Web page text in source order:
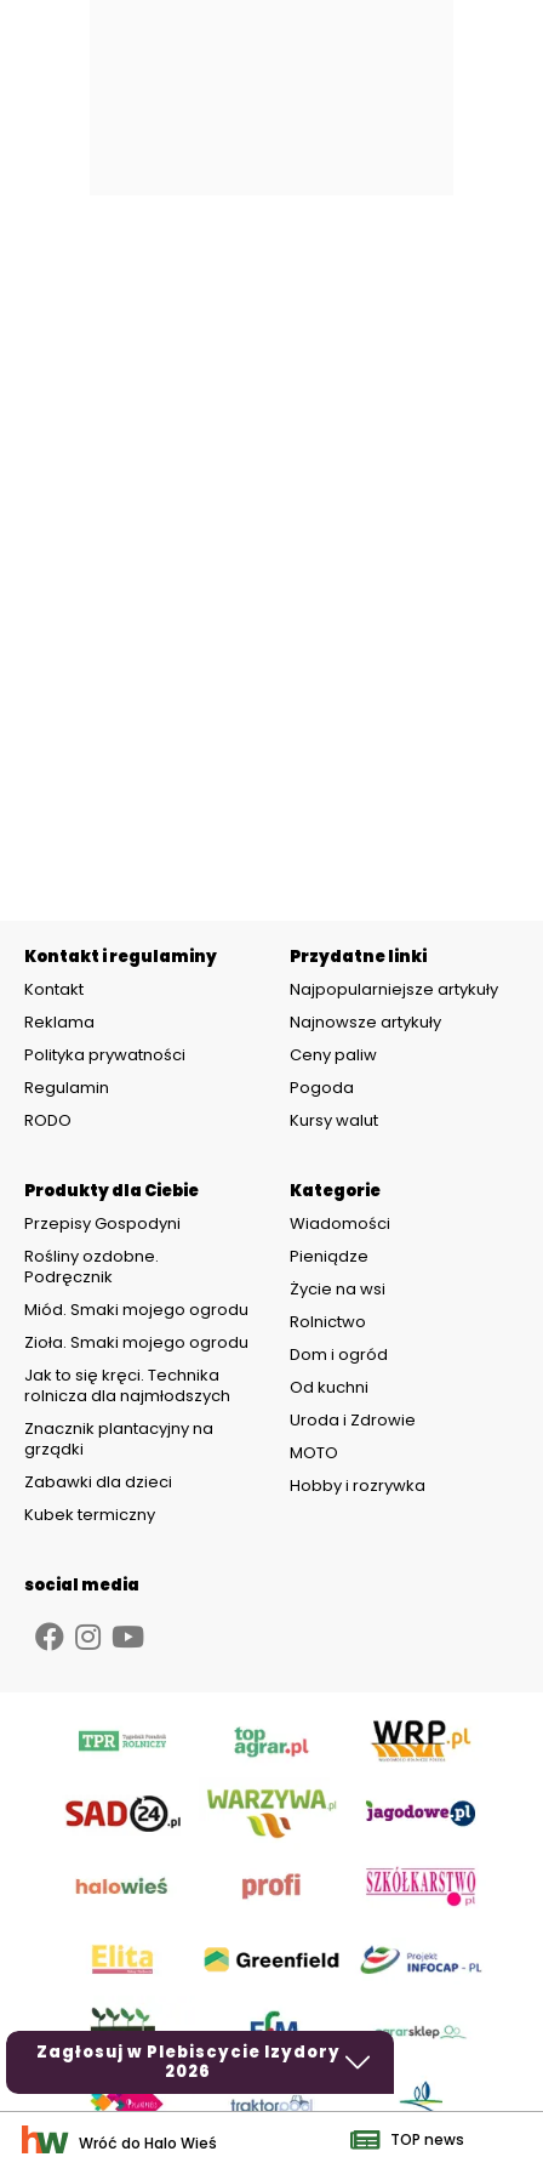
Zagłosuj w Plebiscycie Izydory
2026
Kontakt i regulaminy
Kontakt
Reklama
Polityka prywatności
Regulamin
RODO
Kategorie
Wiadomości
Pieniądze
Życie na wsi
Rolnictwo
Dom i ogród
Od kuchni
Uroda i Zdrowie
MOTO
Hobby i rozrywka
Produkty dla Ciebie
Przepisy Gospodyni
Rośliny ozdobne.
Podręcznik
Miód. Smaki mojego ogrodu
Zioła. Smaki mojego ogrodu
Jak to się kręci. Technika
rolnicza dla najmłodszych
Znacznik plantacyjny na
grządki
Zabawki dla dzieci
Kubek termiczny
Przydatne linki
Najpopularniejsze artykuły
Najnowsze artykuły
Ceny paliw
Pogoda
Kursy walut
social media
Wróć do Halo Wieś TOP news